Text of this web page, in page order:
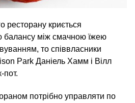
ресторану криється
балансу між смачною їжею
то співвласники
Park Даніель Хамм і Вілл
пот.
потрібно управляти по